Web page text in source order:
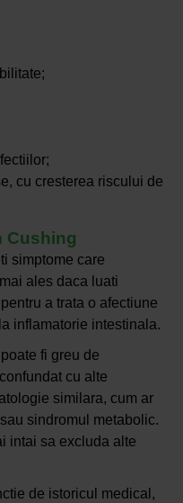
cu cresterea riscului de
Cushing
simptome care
ales daca luati
a trata o afectiune
inflamatorie intestinala.
fi greu de
cu alte
similara, cum ar
sindromul metabolic.
intai sa excluda alte
de istoricul medical,